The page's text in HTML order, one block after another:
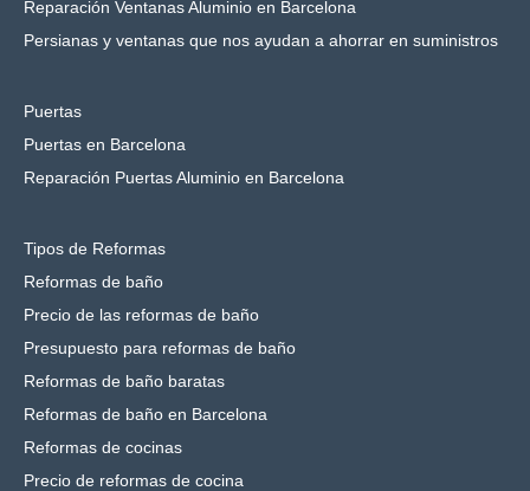
Reparación Ventanas Aluminio en Barcelona
Persianas y ventanas que nos ayudan a ahorrar en suministros
Puertas
Puertas en Barcelona
Reparación Puertas Aluminio en Barcelona
Tipos de Reformas
Reformas de baño
Precio de las reformas de baño
Presupuesto para reformas de baño
Reformas de baño baratas
Reformas de baño en Barcelona
Reformas de cocinas
Precio de reformas de cocina